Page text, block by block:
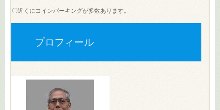
〇近くにコインパーキングが多数あります。
プロフィール